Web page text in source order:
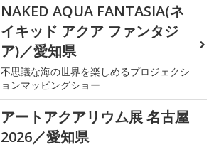
NAKED AQUA FANTASIA(ネ
イキッド アクア ファンタジ
ア)／愛知県
不思議な海の世界を楽しめるプロジェクシ
ョンマッピングショー
アートアクアリウム展 名古屋
2026／愛知県